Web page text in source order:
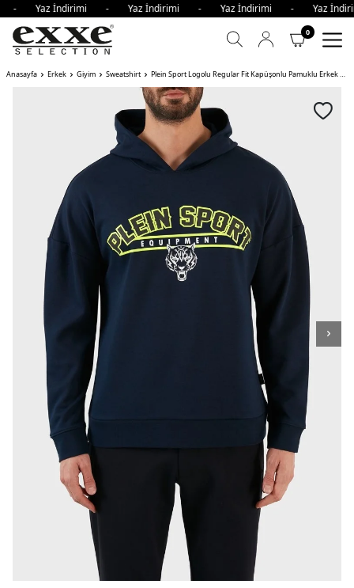
- Yaz İndirimi - Yaz İndirimi - Yaz İndirimi - Yaz
0
Anasayfa Erkek Giyim Sweatshirt Plein Sport Logolu Regular Fit Kapüşonlu Pamuklu Erkek Sweat